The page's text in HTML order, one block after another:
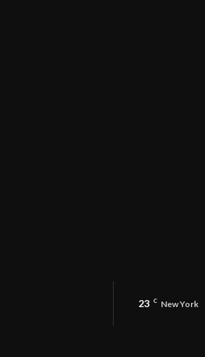
23 C New York